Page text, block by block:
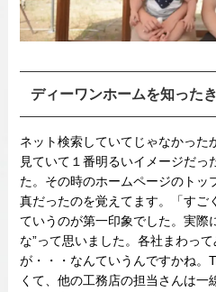
ディーワンホームを知った
ネット検索していてじゃなかった
見ていて１番明るいイメージだっ
た。その時のホームページのトッ
真だったのを覚えてます。「すご
ていうのが第一印象でした。実際
な”って思いました。各社まわっ
が・・・なんていうんですかね。
くて、他の工務店の担当さんは